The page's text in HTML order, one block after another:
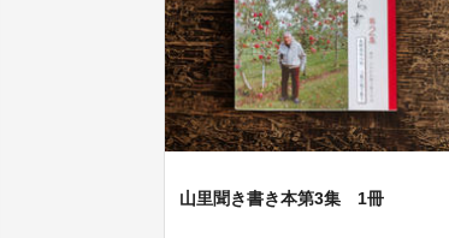
山里聞き書き本第3集 1冊